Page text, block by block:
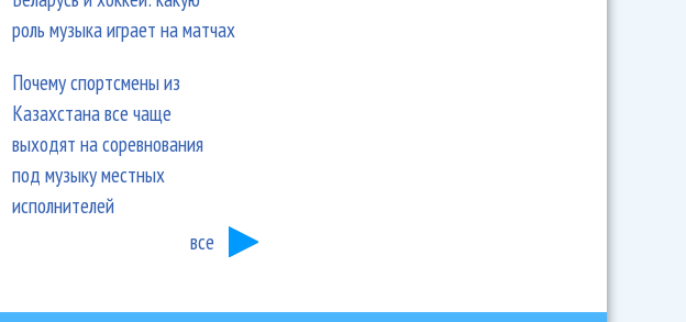
роль музыка играет на матчах
Почему спортсмены из
Казахстана все чаще
выходят на соревнования
под музыку местных
исполнителей
все